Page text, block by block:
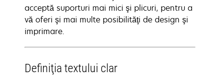
acceptă suporturi mai mici şi plicuri, pentru a
vă oferi şi mai multe posibilităţi de design şi
imprimare.
Definiţia textului clar